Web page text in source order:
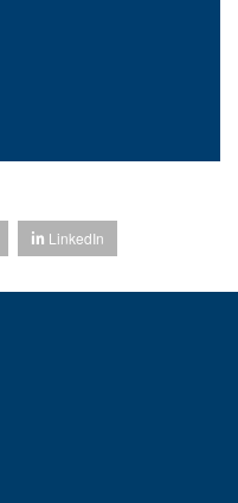
LinkedIn